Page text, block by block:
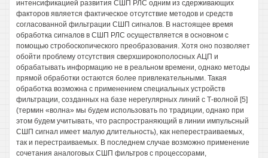
интенсификацией развития СШП РЛС одним из сдерживающих
факторов является фактическое отсутствие методов и средств
согласованной фильтрации СШП сигналов. В настоящее время
обработка сигналов в СШП РЛС осуществляется в основном с
помощью стробоскопического преобразования. Хотя оно позволяет
обойти проблему отсутствия сверхширокополосных АЦП и
обрабатывать информацию не в реальном времени, однако методы
прямой обработки остаются более привлекательными. Такая
обработка возможна с применением специальных устройств
фильтрации, созданных на базе нерегулярных линий с Т-волной [5]
(термин «волна» мы будем использовать по традиции, однако при
этом будем учитывать, что распространяющий в линии импульсный
СШП сигнал имеет малую длительность), как неперестраиваемых,
так и перестраиваемых. В последнем случае возможно применение
сочетания аналоговых СШП фильтров с процессорами,